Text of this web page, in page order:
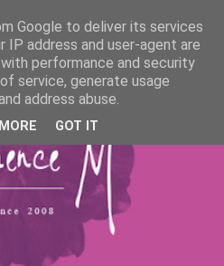
Google to deliver its services
IP address and user-agent are
performance and security
service, generate usage
address abuse.
GOT IT